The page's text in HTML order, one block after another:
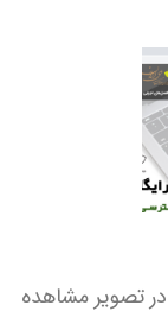
تصویر مشاهده